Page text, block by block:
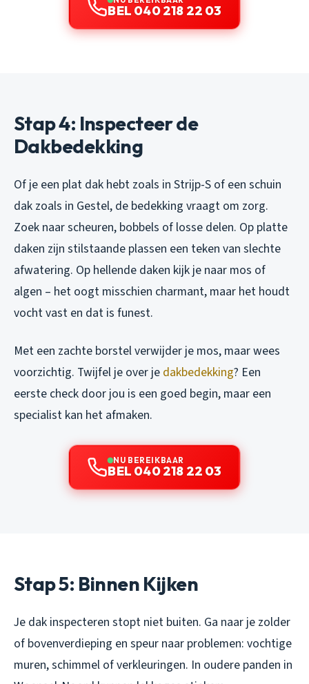
BEL 040 218 22 03
Stap 4: Inspecteer de
Dakbedekking
Of je een plat dak hebt zoals in Strijp-S of een schuin
dak zoals in Gestel, de bedekking vraagt om zorg.
Zoek naar scheuren, bobbels of losse delen. Op platte
daken zijn stilstaande plassen een teken van slechte
afwatering. Op hellende daken kijk je naar mos of
algen – het oogt misschien charmant, maar het houdt
vocht vast en dat is funest.
Met een zachte borstel verwijder je mos, maar wees
voorzichtig. Twijfel je over je dakbedekking? Een
eerste check door jou is een goed begin, maar een
specialist kan het afmaken.
NU BEREIKBAAR
BEL 040 218 22 03
Stap 5: Binnen Kijken
Je dak inspecteren stopt niet buiten. Ga naar je zolder
of bovenverdieping en speur naar problemen: vochtige
muren, schimmel of verkleuringen. In oudere panden in